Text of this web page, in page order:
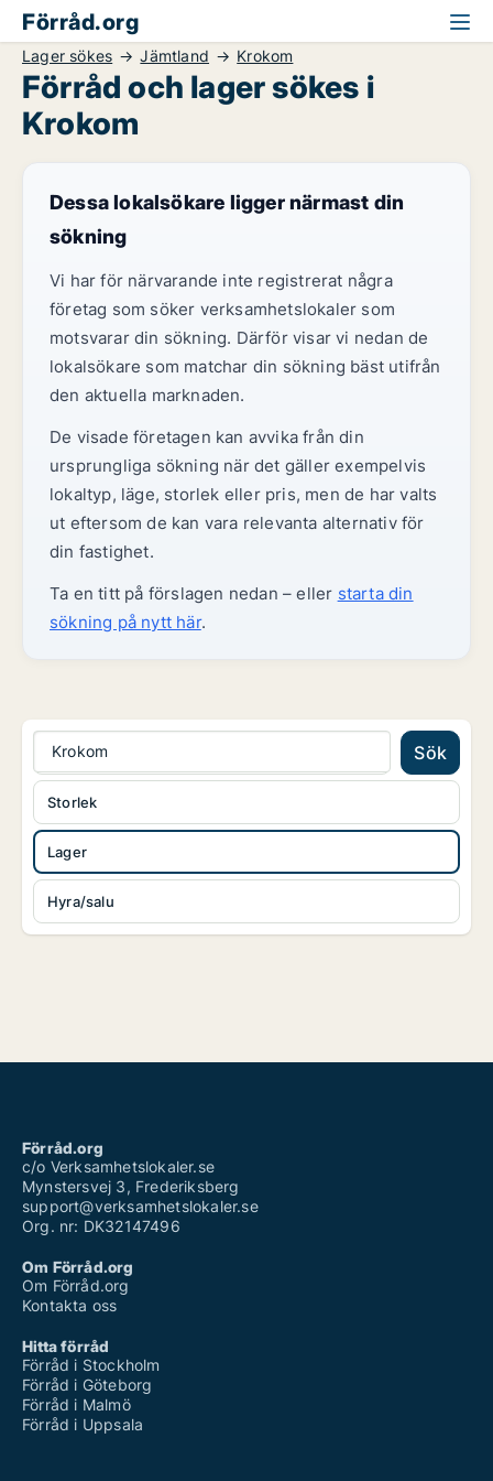
Förråd.org
Lager sökes Jämtland Krokom
Förråd och lager sökes i
Krokom
Dessa lokalsökare ligger närmast din
sökning
Vi har för närvarande inte registrerat några
företag som söker verksamhetslokaler som
motsvarar din sökning. Därför visar vi nedan de
lokalsökare som matchar din sökning bäst utifrån
den aktuella marknaden.
De visade företagen kan avvika från din
ursprungliga sökning när det gäller exempelvis
lokaltyp, läge, storlek eller pris, men de har valts
ut eftersom de kan vara relevanta alternativ för
din fastighet.
Ta en titt på förslagen nedan – eller starta din
sökning på nytt här.
Krokom Sök
Lager
Hyra/salu
Storlek
Förråd.org
c/o Verksamhetslokaler.se
Mynstersvej 3, Frederiksberg
support@verksamhetslokaler.se
Org. nr: DK32147496
Om Förråd.org
Om Förråd.org
Kontakta oss
Hitta förråd
Förråd i Stockholm
Förråd i Göteborg
Förråd i Malmö
Förråd i Uppsala